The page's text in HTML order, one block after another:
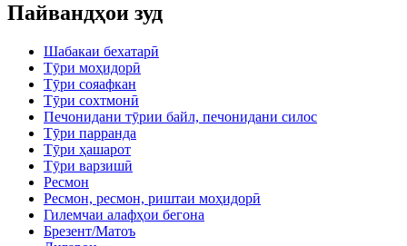
Пайвандҳои зуд
Шабакаи бехатарӣ
Тӯри моҳидорӣ
Тӯри сояафкан
Тӯри сохтмонӣ
Печонидани тӯрии байл, печонидани силос
Тӯри парранда
Тӯри ҳашарот
Тӯри варзишӣ
Ресмон
Ресмон, ресмон, риштаи моҳидорӣ
Гилемчаи алафҳои бегона
Брезент/Матоъ